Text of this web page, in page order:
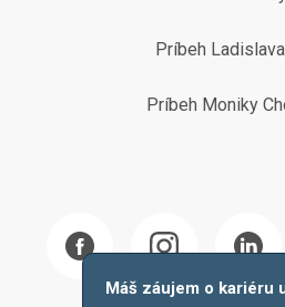
Príbeh
Príbeh Moniky
Máš záujem o kariéru